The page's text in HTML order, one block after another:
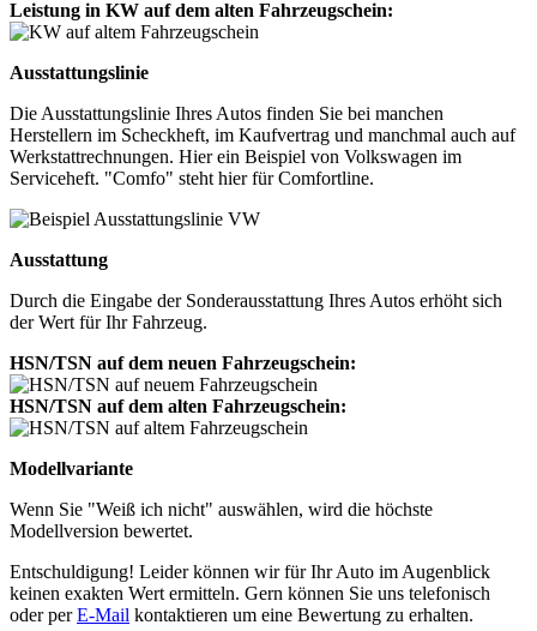
Leistung in KW auf dem alten Fahrzeugschein:
Ausstattungslinie
Die Ausstattungslinie Ihres Autos finden Sie bei manchen
Herstellern im Scheckheft, im Kaufvertrag und manchmal auch auf
Werkstattrechnungen. Hier ein Beispiel von Volkswagen im
Serviceheft. "Comfo" steht hier für Comfortline.
Ausstattung
Durch die Eingabe der Sonderausstattung Ihres Autos erhöht sich
der Wert für Ihr Fahrzeug.
HSN/TSN auf dem neuen Fahrzeugschein:
HSN/TSN auf dem alten Fahrzeugschein:
Modellvariante
Wenn Sie "Weiß ich nicht" auswählen, wird die höchste
Modellversion bewertet.
Entschuldigung! Leider können wir für Ihr Auto im Augenblick
keinen exakten Wert ermitteln. Gern können Sie uns telefonisch
oder perE-Mail kontaktieren um eine Bewertung zu erhalten.